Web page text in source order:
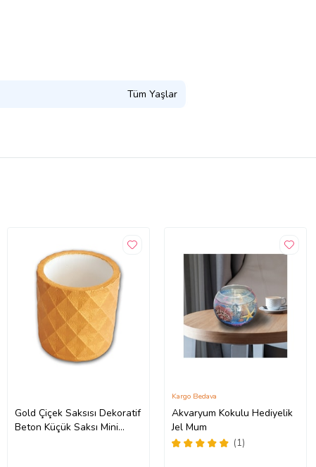
Tüm Yaşlar
Gold Çiçek Saksısı Dekoratif
Beton Küçük Saksı Mini
Akvaryum Kokulu Hediyelik
Jel Mum
(1)
Kargo Bedava